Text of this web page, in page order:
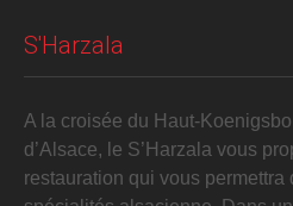
S'Harzala
A la croisée du Haut-
d’Alsace, le S’Harzala vous
restauration qui vous permettra